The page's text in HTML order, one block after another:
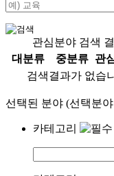
관심분야 검색
대분류
중분류
관
검색결과가 없습
선택된 분야 (선택분
카테고리